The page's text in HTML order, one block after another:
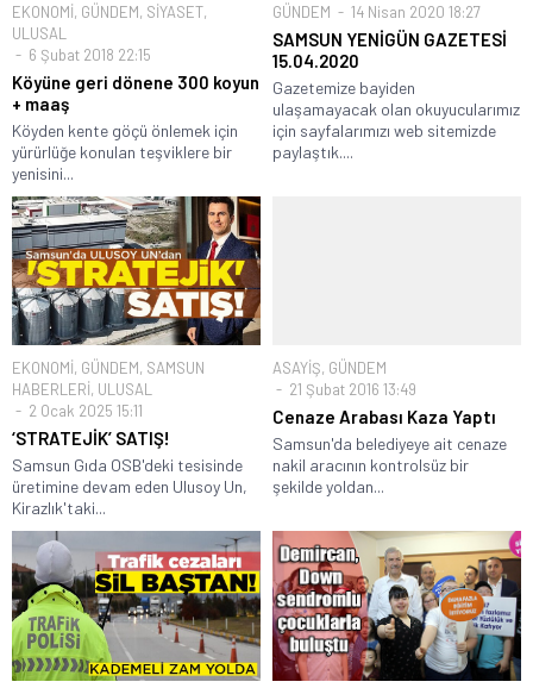
EKONOMİ, GÜNDEM, SİYASET,
ULUSAL
6 Şubat 2018 22:15
Köyüne geri dönene 300 koyun
+ maaş
Köyden kente göçü önlemek için
yürürlüğe konulan teşviklere bir
yenisini...
GÜNDEM 14 Nisan 2020 18:27
SAMSUN YENİGÜN GAZETESİ
15.04.2020
Gazetemize bayiden
ulaşamayacak olan okuyucularımız
için sayfalarımızı web sitemizde
paylaştık....
EKONOMİ, GÜNDEM, SAMSUN
HABERLERİ, ULUSAL
2 Ocak 2025 15:11
‘STRATEJİK’ SATIŞ!
Samsun Gıda OSB'deki tesisinde
üretimine devam eden Ulusoy Un,
Kirazlık'taki...
ASAYİŞ, GÜNDEM
21 Şubat 2016 13:49
Cenaze Arabası Kaza Yaptı
Samsun'da belediyeye ait cenaze
nakil aracının kontrolsüz bir
şekilde yoldan...